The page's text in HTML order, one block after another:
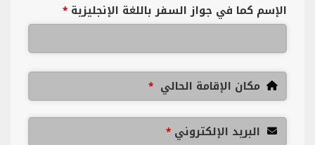
الإسم كما في جواز السفر باللغة الإنجليزية *
مكان الإقامة الحالي *
البريد الإلكتروني *